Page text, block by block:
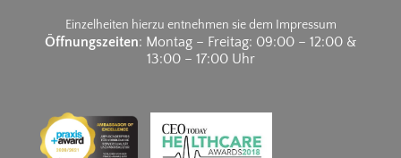
Einzelheiten hierzu entnehmen sie dem Impressum
Öffnungszeiten: Montag – Freitag: 09:00 – 12:00 &
13:00 – 17:00 Uhr